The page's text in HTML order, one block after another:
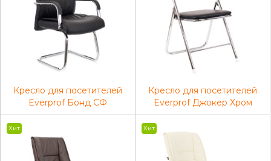
Кресло для посетителей
Everprof Бонд CФ
Экокожа Черный
Кресло для посетителей
Everprof Джокер Хром
Экокожа Черный
Хит Хит